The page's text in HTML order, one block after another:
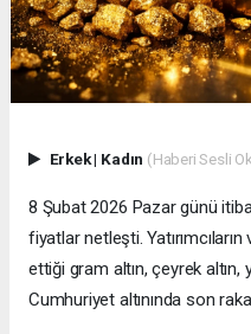
Erkek| Kadın (Haberi Sesli
8 Şubat 2026 Pazar günü
fiyatlar netleşti.
ettiği gram altın, çeyrek altın,
Cumhuriyet altınında son